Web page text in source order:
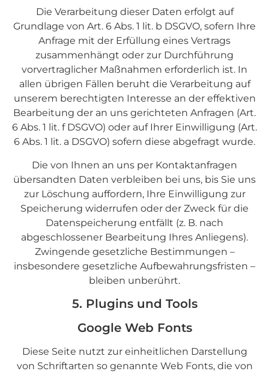
Die Verarbeitung dieser Daten erfolgt auf
Grundlage von Art. 6 Abs. 1 lit. b DSGVO, sofern Ihre
Anfrage mit der Erfüllung eines Vertrags
zusammenhängt oder zur Durchführung
vorvertraglicher Maßnahmen erforderlich ist. In
allen übrigen Fällen beruht die Verarbeitung auf
unserem berechtigten Interesse an der effektiven
Bearbeitung der an uns gerichteten Anfragen (Art.
6 Abs. 1 lit. f DSGVO) oder auf Ihrer Einwilligung (Art.
6 Abs. 1 lit. a DSGVO) sofern diese abgefragt wurde.
Die von Ihnen an uns per Kontaktanfragen
übersandten Daten verbleiben bei uns, bis Sie uns
zur Löschung auffordern, Ihre Einwilligung zur
Speicherung widerrufen oder der Zweck für die
Datenspeicherung entfällt (z. B. nach
abgeschlossener Bearbeitung Ihres Anliegens).
Zwingende gesetzliche Bestimmungen –
insbesondere gesetzliche Aufbewahrungsfristen –
bleiben unberührt.
5. Plugins und Tools
Google Web Fonts
Diese Seite nutzt zur einheitlichen Darstellung
von Schriftarten so genannte Web Fonts, die von